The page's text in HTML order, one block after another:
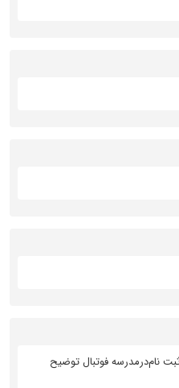
نام‌درمدرسه فوتبال توضیح